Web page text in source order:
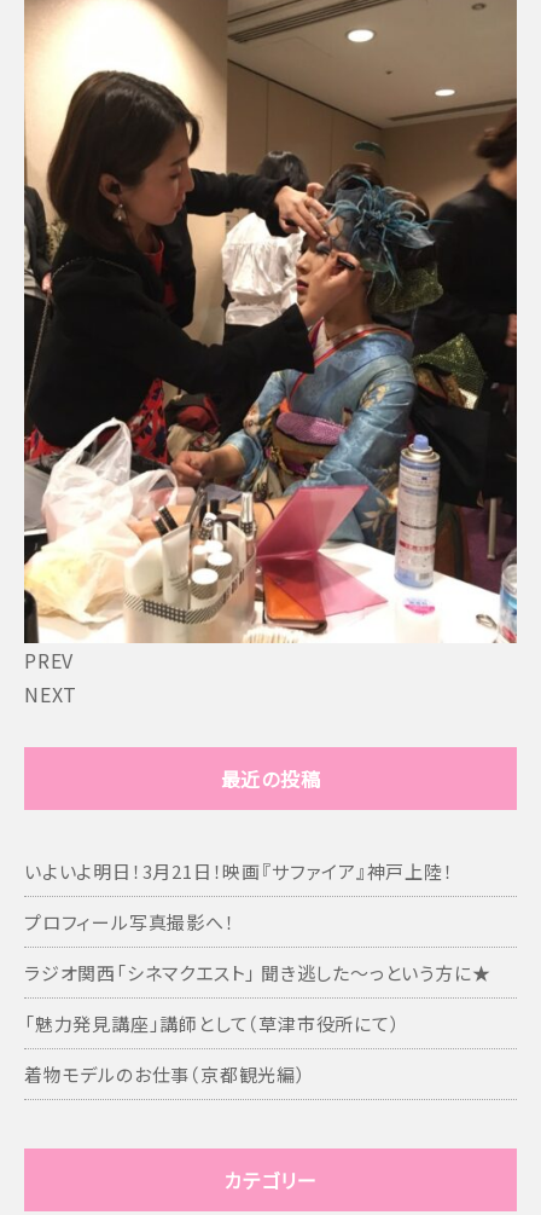
PREV
NEXT
最近の投稿
いよいよ明日！3月21日！映画『サファイア』神戸上陸！
プロフィール写真撮影へ！
ラジオ関西「シネマクエスト」 聞き逃した～っという方に★
「魅力発見講座」講師として（草津市役所にて）
着物モデルのお仕事（京都観光編）
カテゴリー